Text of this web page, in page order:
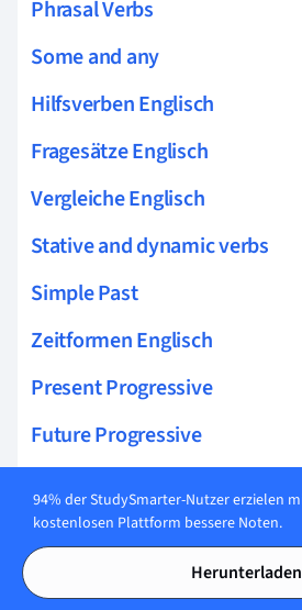
Phrasal Verbs
Some and any
Hilfsverben Englisch
Fragesätze Englisch
Vergleiche Englisch
Stative and dynamic verbs
Simple Past
Zeitformen Englisch
Present Progressive
Future Progressive
Present Perfect Progressive
94% der StudySmarter-Nutzer erzielen
kostenlosen Plattform bessere Noten.
Herunterladen